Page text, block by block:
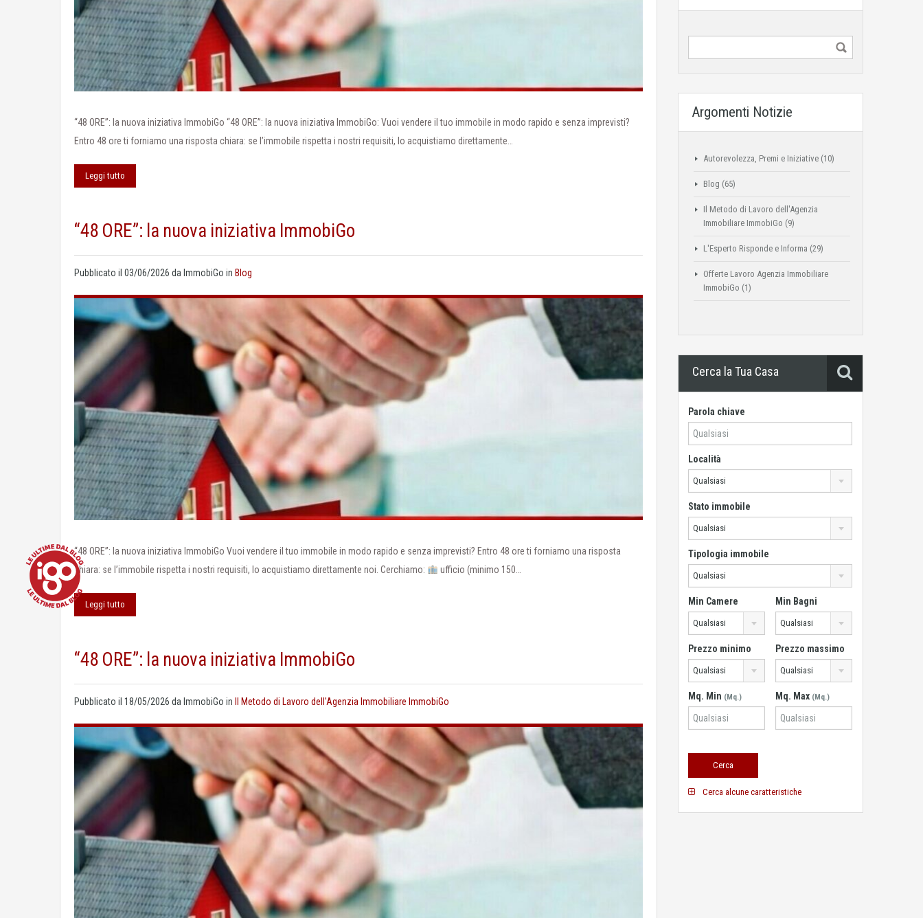
“48 ORE”: la nuova iniziativa ImmobiGo “48 ORE”: la nuova iniziativa ImmobiGo: Vuoi vendere il tuo immobile in modo rapido e senza imprevisti?
Entro 48 ore ti forniamo una risposta chiara: se l’immobile rispetta i nostri requisiti, lo acquistiamo direttamente…
Leggi tutto
“48 ORE”: la nuova iniziativa ImmobiGo
Pubblicato il 03/06/2026 da ImmobiGo in Blog
“48 ORE”: la nuova iniziativa ImmobiGo Vuoi vendere il tuo immobile in modo rapido e senza imprevisti? Entro 48 ore ti forniamo una risposta
chiara: se l’immobile rispetta i nostri requisiti, lo acquistiamo direttamente noi. Cerchiamo:
ufficio (minimo 150…
Leggi tutto
“48 ORE”: la nuova iniziativa ImmobiGo
Pubblicato il 18/05/2026 da ImmobiGo in Il Metodo di Lavoro dell'Agenzia Immobiliare ImmobiGo
Argomenti Notizie
Autorevolezza, Premi e Iniziative (10)
Blog (65)
Il Metodo di Lavoro dell'Agenzia
Immobiliare ImmobiGo (9)
L'Esperto Risponde e Informa (29)
Offerte Lavoro Agenzia Immobiliare
ImmobiGo (1)
Cerca la Tua Casa
Parola chiave
Località
Qualsiasi
Stato immobile
Qualsiasi
Tipologia immobile
Qualsiasi
Min Camere
Qualsiasi
Min Bagni
Qualsiasi
Prezzo minimo
Qualsiasi
Prezzo massimo
Qualsiasi
Mq. Min (Mq.) Mq. Max (Mq.)
Cerca alcune caratteristiche